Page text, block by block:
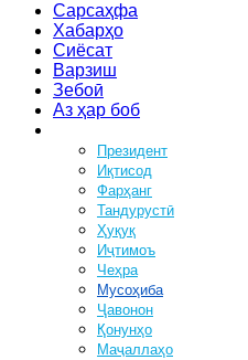
Сарсаҳфа
Хабарҳо
Сиёсат
Варзиш
Зебоӣ
Аз ҳар боб
Президент
Иқтисод
Фарҳанг
Тандурустӣ
Ҳуқуқ
Иҷтимоъ
Чеҳра
Мусоҳиба
Ҷавонон
Қонунҳо
Маҷаллаҳо